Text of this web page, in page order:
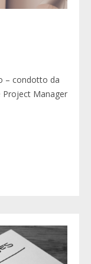
– condotto da
Project Manager